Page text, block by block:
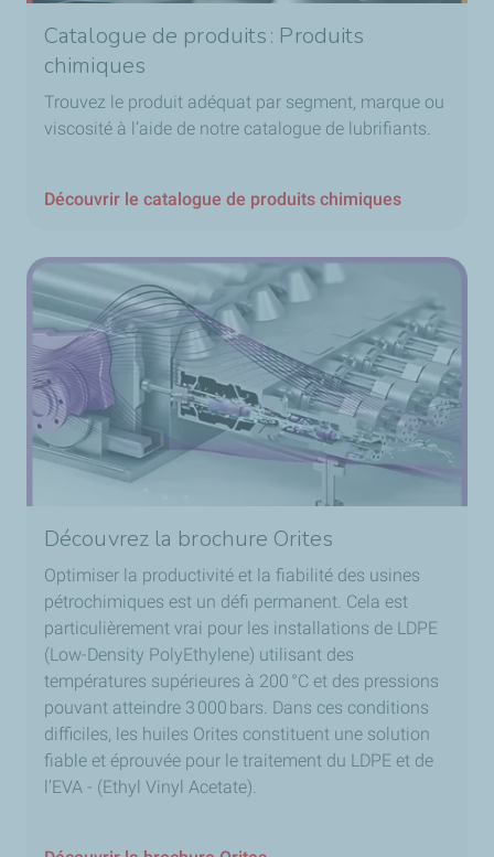
Catalogue de produits : Produits
chimiques
Trouvez le produit adéquat par segment, marque ou
viscosité à l’aide de notre catalogue de lubrifiants.
Découvrir le catalogue de produits chimiques
Découvrez la brochure Orites
Optimiser la productivité et la fiabilité des usines
pétrochimiques est un défi permanent. Cela est
particulièrement vrai pour les installations de LDPE
(Low-Density PolyEthylene) utilisant des
températures supérieures à 200 °C et des pressions
pouvant atteindre 3 000 bars. Dans ces conditions
difficiles, les huiles Orites constituent une solution
fiable et éprouvée pour le traitement du LDPE et de
l’EVA - (Ethyl Vinyl Acetate).